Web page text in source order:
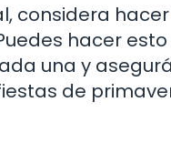
considera
hacer
una y
de